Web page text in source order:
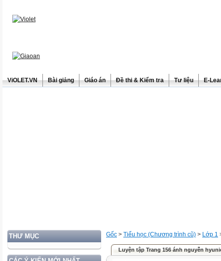
ViOLET.VN Bài giảng Giáo án Đề thi & Kiểm tra Tư liệu E-
THƯ MỤC Gốc > Tiểu học (Chương trình cũ) > Lớp 1
Luyện tập Trang 156 ánh nguyễn